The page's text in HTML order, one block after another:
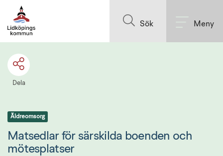
Sök Meny
Dela
Äldreomsorg
Matsedlar för särskilda boenden och
mötesplatser